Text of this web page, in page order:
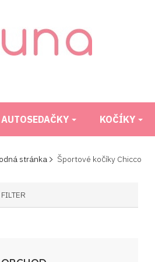
AUTOSEDAČKY KOČÍKY
stránka Športové kočíky Chicco
FILTER